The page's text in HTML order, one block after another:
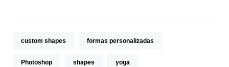
custom shapes formas personalizadas
Photoshop shapes yoga